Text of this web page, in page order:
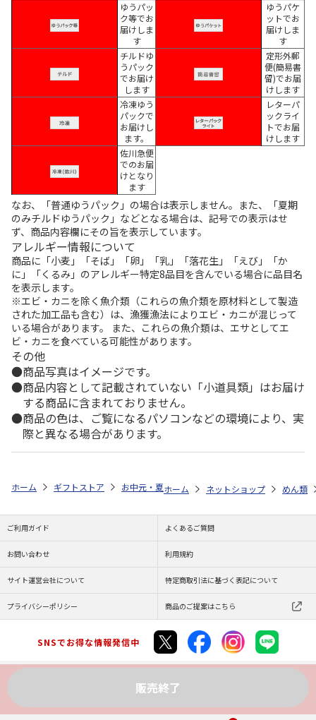
ゆうパッ
ク等でお
届けしま
す
ゆうパケ
ットでお
届けしま
す
チルドゆ
うパック
でお届け
します
定形外郵
便(簡易書
留)でお届
けします
冷凍ゆう
パックで
お届けし
ます。
レターパ
ックライ
トでお届
けします
佐川急便
でのお届
けとなり
ます
なお、「普通ゆうパック」の場合は表示しません。また、「夏期
のみチルドゆうパック」などとなる場合は、記号での表示はせ
ず、商品内容欄にその旨を表示しています。
アレルギー情報について
商品に「小麦」「そば」「卵」「乳」「落花生」「えび」「か
に」「くるみ」のアレルギー特定8品目を含んでいる場合に品目名
を表示します。
※エビ・カニを除く魚介類（これらの魚介類を原材料として製造
された加工品も含む）は、漁獲漁法によりエビ・カニが混じって
いる場合があります。 また、これらの魚介類は、エサとしてエ
ビ・カニを食べている可能性があります。
その他
商品写真はイメージです。
商品内容として記載されていない「小道具類」はお届け
する商品に含まれておりません。
商品の色は、ご覧になるパソコンなどの環境により、実
際と異なる場合があります。
販売終了
ホーム ギフトストア お中元・夏ギフト特集 2026 ゆうゆうギフト
ホーム ネットショップ めん類
ご利用ガイド よくあるご質問
お問い合わせ 利用規約
サイト運営会社について 特定商取引法に基づく表記について
プライバシーポリシー 商品のご提案はこちら
SNSでお得な情報発信中